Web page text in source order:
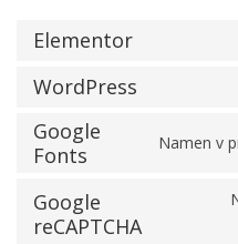
Elementor
WordPress
Google
Fonts
Namen v
Google
reCAPTCHA